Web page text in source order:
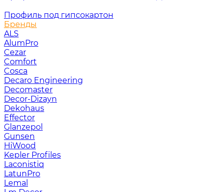
Профиль под гипсокартон
Бренды
ALS
AlumPro
Cezar
Comfort
Cosca
Decaro Engineering
Decomaster
Decor-Dizayn
Dekohaus
Effector
Glanzepol
Gunsen
HiWood
Kepler Profiles
Laconistiq
LatunPro
Lemal